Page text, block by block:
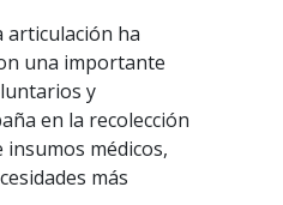
articulación ha
una importante
y
en la recolección
insumos médicos,
más